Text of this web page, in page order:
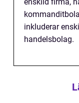
enskild firma,
inkluderar
handelsbolag.